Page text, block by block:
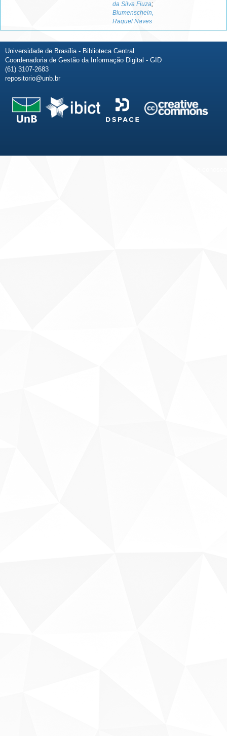
da Silva Fiuza;
Blumenschein,
Raquel Naves
Universidade de Brasília - Biblioteca Central
Coordenadoria de Gestão da Informação Digital - GID
(61) 3107-2683
repositorio@unb.br